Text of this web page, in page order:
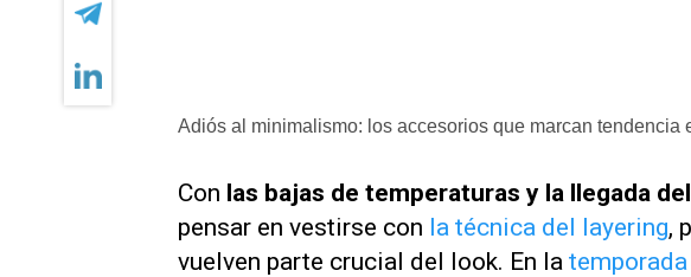
Adiós al minimalismo: los accesorios que marcan tendencia
Con las bajas de temperaturas y la llegada
pensar en vestirse con la técnica del layering,
vuelven parte crucial del look. En la